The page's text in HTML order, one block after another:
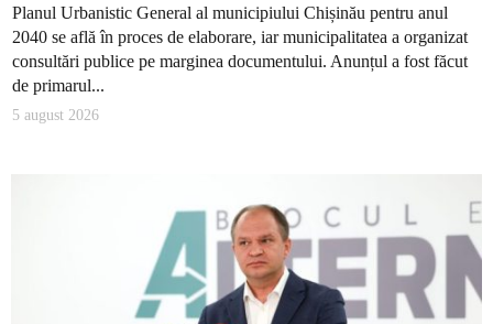
Planul Urbanistic General al municipiului Chișinău pentru anul
2040 se află în proces de elaborare, iar municipalitatea a organizat
consultări publice pe marginea documentului. Anunțul a fost făcut
de primarul...
5 august 2026